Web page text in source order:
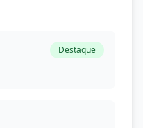
Destaque